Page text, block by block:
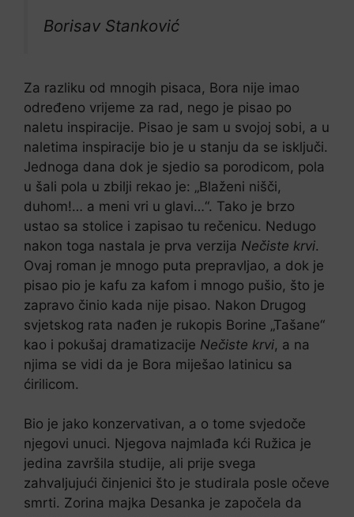
Borisav Stanković
Za razliku od mnogih pisaca, Bora nije imao
određeno vrijeme za rad, nego je pisao po
naletu inspiracije. Pisao je sam u svojoj sobi, a u
naletima inspiracije bio je u stanju da se isključi.
Jednoga dana dok je sjedio sa porodicom, pola
u šali pola u zbilji rekao je: „Blaženi nišči,
duhom!… a meni vri u glavi…“. Tako je brzo
ustao sa stolice i zapisao tu rečenicu. Nedugo
nakon toga nastala je prva verzija Nečiste krvi.
Ovaj roman je mnogo puta prepravljao, a dok je
pisao pio je kafu za kafom i mnogo pušio, što je
zapravo činio kada nije pisao. Nakon Drugog
svjetskog rata nađen je rukopis Borine „Tašane“
kao i pokušaj dramatizacije Nečiste krvi, a na
njima se vidi da je Bora miješao latinicu sa
ćirilicom.
Bio je jako konzervativan, a o tome svjedoče
njegovi unuci. Njegova najmlađa kći Ružica je
jedina završila studije, ali prije svega
zahvaljujući činjenici što je studirala posle očeve
smrti. Zorina majka Desanka je započela da